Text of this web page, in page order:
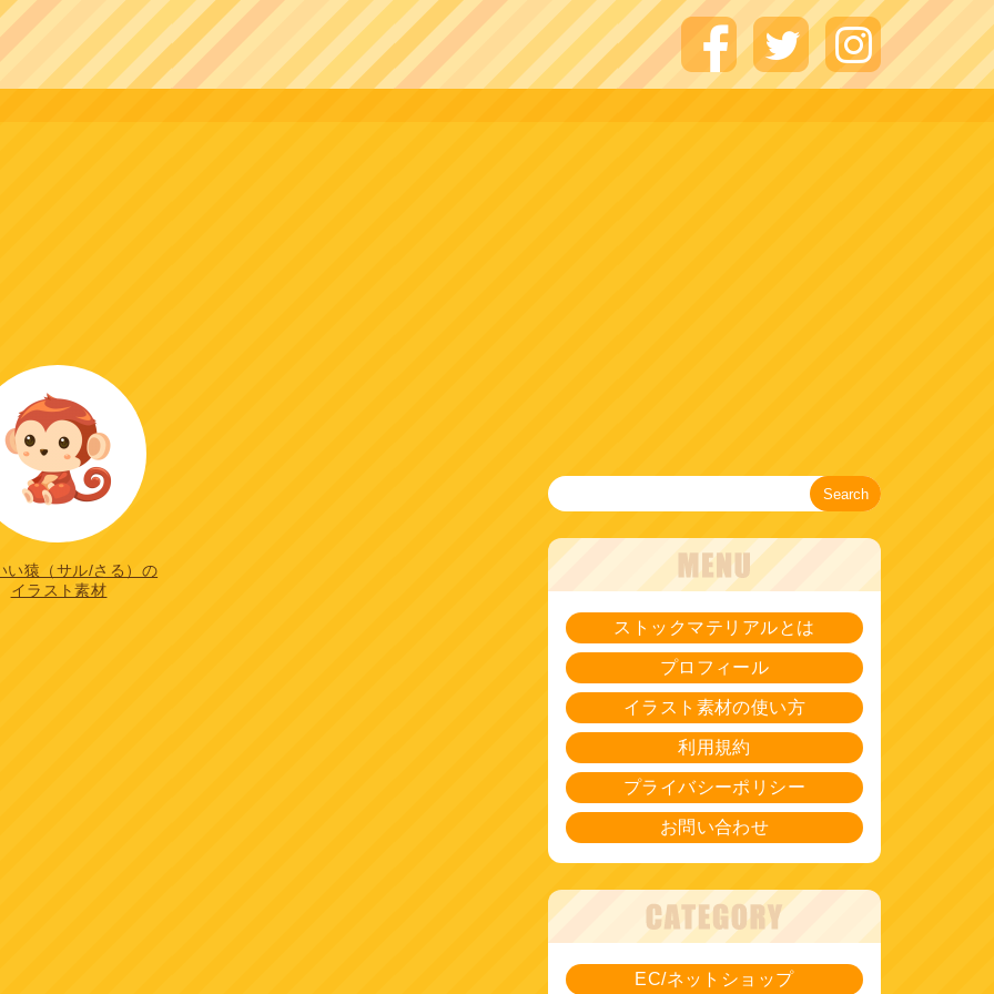
い猿（サル/さる）の
イラスト素材
Search
ストックマテリアルとは
プロフィール
イラスト素材の使い方
利用規約
プライバシーポリシー
お問い合わせ
EC/ネットショップ